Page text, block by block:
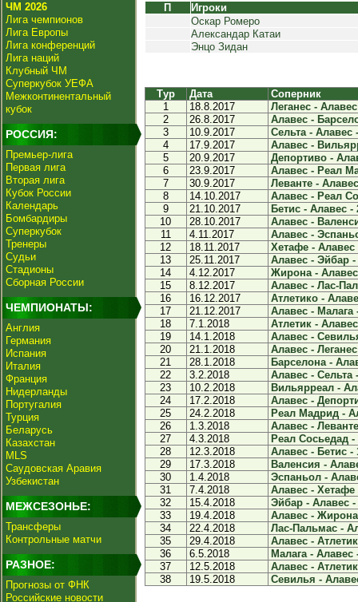
ЧМ 2026
Лига чемпионов
Лига Европы
Лига конференций
Лига наций
Клубный ЧМ
Суперкубок УЕФА
Межконтинентальный
кубок
РОССИЯ:
Премьер-лига
Первая лига
Вторая лига
Кубок России
Календарь
Бомбардиры
Суперкубок
Тренеры
Судьи
Стадионы
Сборная России
ЧЕМПИОНАТЫ:
Англия
Германия
Испания
Италия
Франция
Нидерланды
Португалия
Турция
Беларусь
Казахстан
MLS
Саудовская Аравия
Узбекистан
МЕЖСЕЗОНЬЕ:
Трансферы
Контрольные матчи
РАЗНОЕ:
Прогнозы от ФНК
Российские новости
П
Игроки
Оскар Ромеро
Александар Катаи
Энцо Зидан
Тур Дата
Соперник
1
18.8.2017
Леганес -
2
26.8.2017
Алавес -
3
10.9.2017
Сельта - Алавес
4
17.9.2017
Алавес -
5
20.9.2017
Депортиво -
6
23.9.2017
Алавес - Реал
7
30.9.2017
Леванте -
8
14.10.2017
Алавес - Реал
9
21.10.2017
Бетис - Алавес -
10
28.10.2017
Алавес -
11
4.11.2017
Алавес -
12
18.11.2017
Хетафе - Алавес
13
25.11.2017
Алавес - Эйбар -
14
4.12.2017
Жирона -
15
8.12.2017
Алавес - Лас-
16
16.12.2017
Атлетико -
17
21.12.2017
Алавес - Малага
18
7.1.2018
Атлетик -
19
14.1.2018
Алавес -
20
21.1.2018
Алавес -
21
28.1.2018
Барселона -
22
3.2.2018
Алавес - Сельта
23
10.2.2018
Вильярреал -
24
17.2.2018
Алавес -
25
24.2.2018
Реал Мадрид -
26
1.3.2018
Алавес -
27
4.3.2018
Реал Сосьедад -
28
12.3.2018
Алавес - Бетис -
29
17.3.2018
Валенсия -
30
1.4.2018
Эспаньол -
31
7.4.2018
Алавес - Хетафе
32
15.4.2018
Эйбар - Алавес -
33
19.4.2018
Алавес -
34
22.4.2018
Лас-Пальмас -
35
29.4.2018
Алавес -
36
6.5.2018
Малага - Алавес
37
12.5.2018
Алавес -
38
19.5.2018 Севилья -